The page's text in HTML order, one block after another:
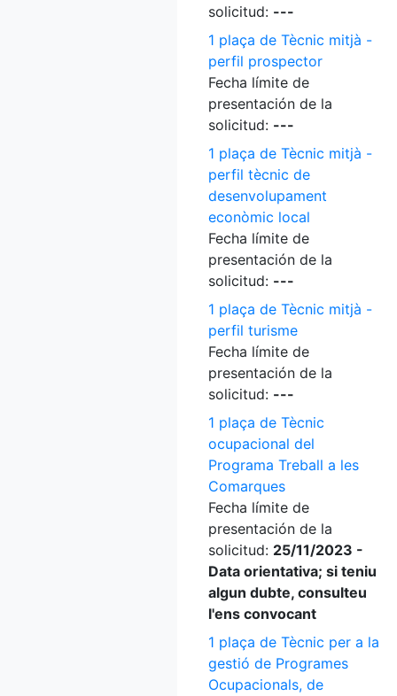
solicitud: ---
1 plaça de Tècnic mitjà -
perfil prospector
Fecha límite de
presentación de la
solicitud: ---
1 plaça de Tècnic mitjà -
perfil tècnic de
desenvolupament
econòmic local
Fecha límite de
presentación de la
solicitud: ---
1 plaça de Tècnic mitjà -
perfil turisme
Fecha límite de
presentación de la
solicitud: ---
1 plaça de Tècnic
ocupacional del
Programa Treball a les
Comarques
Fecha límite de
presentación de la
solicitud: 25/11/2023 -
Data orientativa; si teniu
algun dubte, consulteu
l'ens convocant
1 plaça de Tècnic per a la
gestió de Programes
Ocupacionals, de